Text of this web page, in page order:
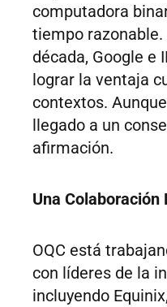
computadora
tiempo
década, Google e
lograr la ventaja
contextos.
llegado a un
afirmación.
Una Colaboración
OQC está
con líderes de la
incluyendo